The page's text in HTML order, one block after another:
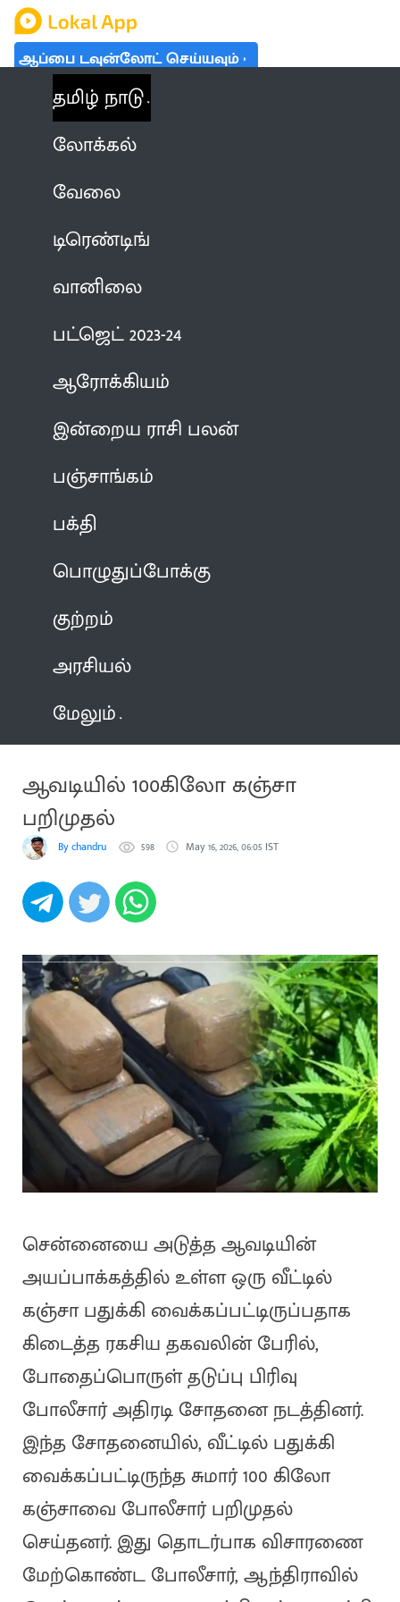
ஆப்பை டவுன்லோட் செய்யவும்
தமிழ் நாடு
லோக்கல்
வேலை
டிரெண்டிங்
வானிலை
பட்ஜெட் 2023-24
ஆரோக்கியம்
இன்றைய ராசி பலன்
பஞ்சாங்கம்
பக்தி
பொழுதுப்போக்கு
குற்றம்
அரசியல்
மேலும்
ஆவடியில் 100கிலோ கஞ்சா
பறிமுதல்
By chandru 598 May 16, 2026, 06:05 IST
சென்னையை அடுத்த ஆவடியின்
அயப்பாக்கத்தில் உள்ள ஒரு வீட்டில்
கஞ்சா பதுக்கி வைக்கப்பட்டிருப்பதாக
கிடைத்த ரகசிய தகவலின் பேரில்,
போதைப்பொருள் தடுப்பு பிரிவு
போலீசார் அதிரடி சோதனை நடத்தினர்.
இந்த சோதனையில், வீட்டில் பதுக்கி
வைக்கப்பட்டிருந்த சுமார் 100 கிலோ
கஞ்சாவை போலீசார் பறிமுதல்
செய்தனர். இது தொடர்பாக விசாரணை
மேற்கொண்ட போலீசார், ஆந்திராவில்